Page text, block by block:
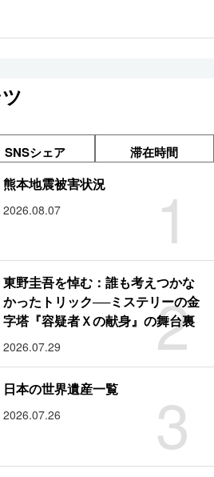
SNSシェア 滞在時間
1
熊本地震被害状況
2026.08.07
2
東野圭吾を悼む：誰も考えつかな
かったトリック──ミステリーの金
字塔『容疑者Ｘの献身』の舞台裏
2026.07.29
3
日本の世界遺産一覧
2026.07.26